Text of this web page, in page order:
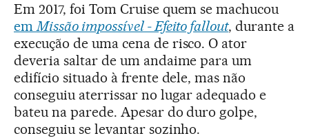
Em 2017, foi Tom Cruise quem se machucou
emMissão impossível - Efeito fallout, durante a
execução de uma cena de risco. O ator
deveria saltar de um andaime para um
edifício situado à frente dele, mas não
conseguiu aterrissar no lugar adequado e
bateu na parede. Apesar do duro golpe,
conseguiu se levantar sozinho.